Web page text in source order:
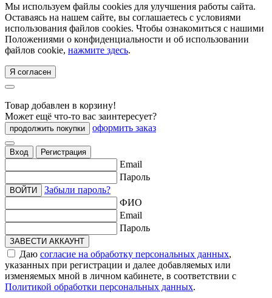
Мы используем файлы cookies для улучшения работы сайта.
Оставаясь на нашем сайте, вы соглашаетесь с условиями
использования файлов cookies. Чтобы ознакомиться с нашими
Положениями о конфиденциальности и об использовании
файлов cookie, нажмите здесь.
Я согласен
Товар добавлен в корзину!
Может ещё что-то вас заинтересует?
продолжить покупки оформить заказ
Вход Регистрация
Email
Пароль
ВОЙТИ
Забыли пароль?
ФИО
Email
Пароль
ЗАВЕСТИ АККАУНТ
Даю согласие на обработку персональных данных,
указанных при регистрации и далее добавляемых или
изменяемых мной в личном кабинете, в соответствии с
Политикой обработки персональных данных.